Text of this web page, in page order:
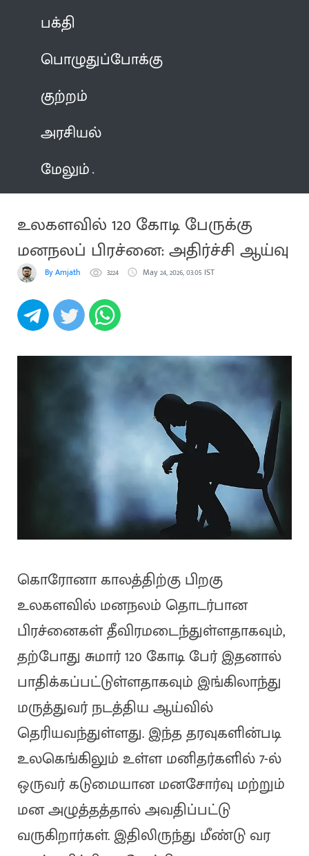
பக்தி
பொழுதுப்போக்கு
குற்றம்
அரசியல்
மேலும்
உலகளவில் 120 கோடி பேருக்கு
மனநலப் பிரச்னை: அதிர்ச்சி ஆய்வு
By Amjath 3224 May 24, 2026, 03:05 IST
கொரோனா காலத்திற்கு பிறகு
உலகளவில் மனநலம் தொடர்பான
பிரச்னைகள் தீவிரமடைந்துள்ளதாகவும்,
தற்போது சுமார் 120 கோடி பேர் இதனால்
பாதிக்கப்பட்டுள்ளதாகவும் இங்கிலாந்து
மருத்துவர் நடத்திய ஆய்வில்
தெரியவந்துள்ளது. இந்த தரவுகளின்படி
உலகெங்கிலும் உள்ள மனிதர்களில் 7-ல்
ஒருவர் கடுமையான மனசோர்வு மற்றும்
மன அழுத்தத்தால் அவதிப்பட்டு
வருகிறார்கள். இதிலிருந்து மீண்டு வர